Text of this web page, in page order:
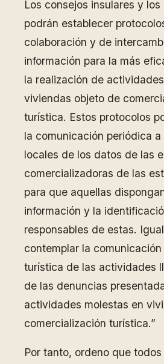
Los consejos insulares y
podrán establecer
colaboración y de
información para la más
la realización de
viviendas objeto de
turística. Estos protocolos
la comunicación periódica a
locales de los datos de las
comercializadoras de las
para que aquellas
información y la
responsables de estas.
contemplar la
turística de las actividades
de las denuncias
actividades molestas en
comercialización turística.”
Por tanto, ordeno que